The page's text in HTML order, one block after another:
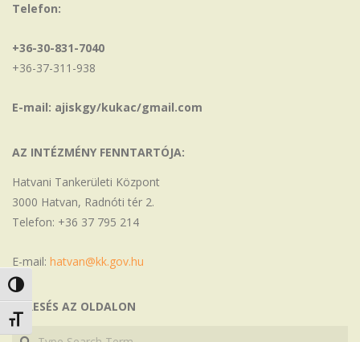
Nagy kontraszt váltása
Betűméret váltása
Telefon:
+36-30-831-7040
+36-37-311-938
E-mail: ajiskgy/kukac/gmail.com
AZ INTÉZMÉNY FENNTARTÓJA:
Hatvani Tankerületi Központ
3000 Hatvan, Radnóti tér 2.
Telefon: +36 37 795 214
E-mail: hatvan@kk.gov.hu
KERESÉS AZ OLDALON
Search
Search